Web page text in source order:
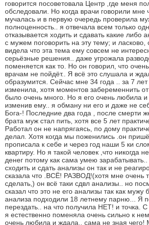
говорится посоветовала Центр ,где меня
обследовали. Но когда врачи говорили мне
мучалась и в первую очередь проверила
полноценность.. я отвечала всем только
отказывается ходить и сдавать какие либо
с мужем поговорить на эту тему; и ласково,
видела что эта тема ему совсем не
серьёзные решения.. даже угрожала
поменяется как то. Но он говорил, что
врачам не пойдёт.. Я всё это слушала и
образумится. Сейчас мне 34 года .. за 7
изменила, хотя моментов забеременнить
было очень много. Но я его очень любила и
изменив ему.. я обману ни его и даже не
Бога-! Последние два года , после смерти
брата муж стал пить, хотя все 5 лет
Работал он не напрягаясь, по дому
делал. Хотя когда мы поженились .он
прописала к себе и через год наши 5 ки
квартиру. Но я такой человек ,что никогда
денег потому как сама умею
сходить и сдать анализы он так и не
сказала что .ВСЁ! РАЗВОД!(хотя мне очень
сделать,) он всё таки сдвл анализы.. но
сказал что это не его анализы так как
анализа подходили 18 летнему парню... Я
перездать.. на что получила НЕТ! и точка.
я естественно поменяла очень сильно к
очень любила и ждала.. сама не зная чего!